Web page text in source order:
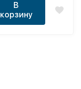
В
корзину